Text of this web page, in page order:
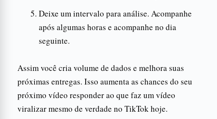
Deixe um intervalo para análise. Acompanhe
após algumas horas e acompanhe no dia
seguinte.
Assim você cria volume de dados e melhora suas
próximas entregas. Isso aumenta as chances do seu
próximo vídeo responder ao que faz um vídeo
viralizar mesmo de verdade no TikTok hoje.